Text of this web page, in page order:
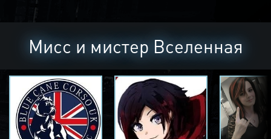
Мисс и мистер Вселенная